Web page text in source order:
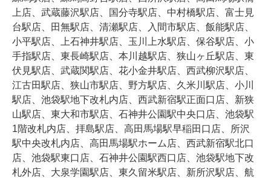
上店、武蔵藤沢駅店、国分寺駅店、中村橋駅店、富士見
台駅店、田無駅店、清瀬駅店、入間市駅店、飯能駅店、
小平駅店、上石神井駅店、玉川上水駅店、保谷駅店、小
手指駅店、東長崎駅店、本川越駅店、狭山ヶ丘駅店、東
伏見駅店、武蔵関駅店、花小金井駅店、西武柳沢駅店、
江古田駅店、狭山市駅店、野方駅店、久米川駅店、小川
駅店、池袋駅地下改札内店、西武新宿駅正面口店、新狭
山駅店、東大和市駅店、石神井公園駅中央口店、池袋駅
1階改札内店、拝島駅店、高田馬場駅早稲田口店、所沢
駅中央改札内店、高田馬場駅ホーム店、西武新宿駅北口
店、池袋駅東口店、石神井公園駅西口店、池袋駅地下改
札外店、大泉学園駅店、東久留米駅店、新所沢駅店、航